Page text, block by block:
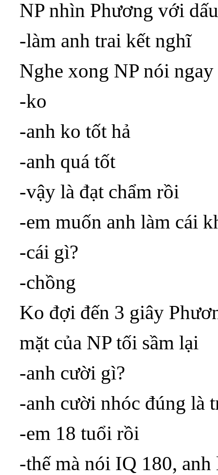
NP nhìn Phương với
-làm anh trai kết nghĩ
Nghe xong NP nói ngay
-ko
-anh ko tốt hả
-anh quá tốt
-vậy là đạt chẩm rồi
-em muốn anh làm cái
-cái gì?
-chồng
Ko đợi đến 3 giây
mặt của NP tối sầm lại
-anh cười gì?
-anh cười nhóc đúng là
-em 18 tuổi rồi
-thế mà nói IQ 180,